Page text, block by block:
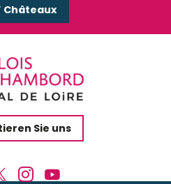
Châteaux
Sie uns